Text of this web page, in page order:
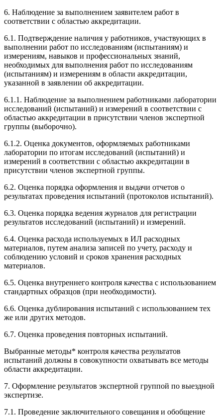
6. Наблюдение за выполнением заявителем работ в
соответствии с областью аккредитации.
6.1. Подтверждение наличия у работников, участвующих в
выполнении работ по исследованиям (испытаниям) и
измерениям, навыков и профессиональных знаний,
необходимых для выполнения работ по исследованиям
(испытаниям) и измерениям в области аккредитации,
указанной в заявлении об аккредитации.
6.1.1. Наблюдение за выполнением работниками лаборатории
исследований (испытаний) и измерений в соответствии с
областью аккредитации в присутствии членов экспертной
группы (выборочно).
6.1.2. Оценка документов, оформляемых работниками
лаборатории по итогам исследований (испытаний) и
измерений в соответствии с областью аккредитации в
присутствии членов экспертной группы.
6.2. Оценка порядка оформления и выдачи отчетов о
результатах проведения испытаний (протоколов испытаний).
6.3. Оценка порядка ведения журналов для регистрации
результатов исследований (испытаний) и измерений.
6.4. Оценка расхода используемых в ИЛ расходных
материалов, путем анализа записей по учету, расходу и
соблюдению условий и сроков хранения расходных
материалов.
6.5. Оценка внутреннего контроля качества с использованием
стандартных образцов (при необходимости).
6.6. Оценка дублирования испытаний с использованием тех
же или других методов.
6.7. Оценка проведения повторных испытаний.
Выбранные методы* контроля качества результатов
испытаний должны в совокупности охватывать все методы
области аккредитации.
7. Оформление результатов экспертной группой по выездной
экспертизе.
7.1. Проведение заключительного совещания и обобщение